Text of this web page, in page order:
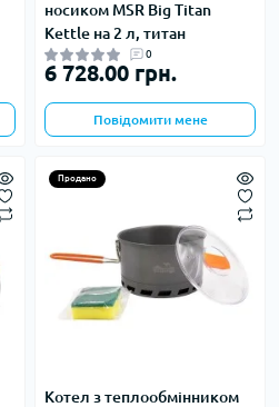
носиком MSR Big Titan
Kettle на 2 л, титан
0
6 728.00 грн.
Повідомити мене
Продано
Котел з теплообмінником